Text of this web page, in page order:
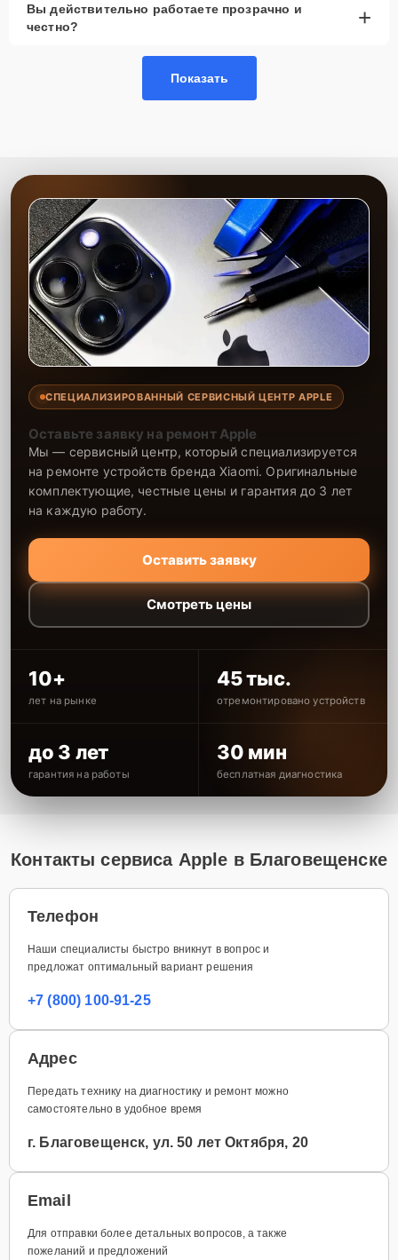
Вы действительно работаете прозрачно и
честно?
+
Показать
СПЕЦИАЛИЗИРОВАННЫЙ СЕРВИСНЫЙ ЦЕНТР APPLE
Оставьте заявку на ремонт Apple
Мы — сервисный центр, который специализируется
на ремонте устройств бренда Xiaomi. Оригинальные
комплектующие, честные цены и гарантия до 3 лет
на каждую работу.
Оставить заявку
Смотреть цены
10+
лет на рынке
45 тыс.
отремонтировано устройств
до 3 лет
гарантия на работы
30 мин
бесплатная диагностика
Контакты сервиса Apple в Благовещенске
Телефон
Наши специалисты быстро вникнут в вопрос и
предложат оптимальный вариант решения
+7 (800) 100-91-25
Адрес
Передать технику на диагностику и ремонт можно
самостоятельно в удобное время
г. Благовещенск, ул. 50 лет Октября, 20
Email
Для отправки более детальных вопросов, а также
пожеланий и предложений